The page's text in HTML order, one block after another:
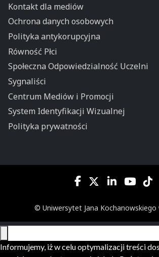
Kontakt dla mediów
Ochrona danych osobowych
Polityka antykorupcyjna
Równość Płci
Społeczna Odpowiedzialność Uczelni
Sygnaliści
Centrum Mediów i Promocji
System Identyfikacji Wizualnej
Polityka prywatności
© Uniwersytet Jana Kochanowskiego
Informujemy, iż w celu optymalizacji treści